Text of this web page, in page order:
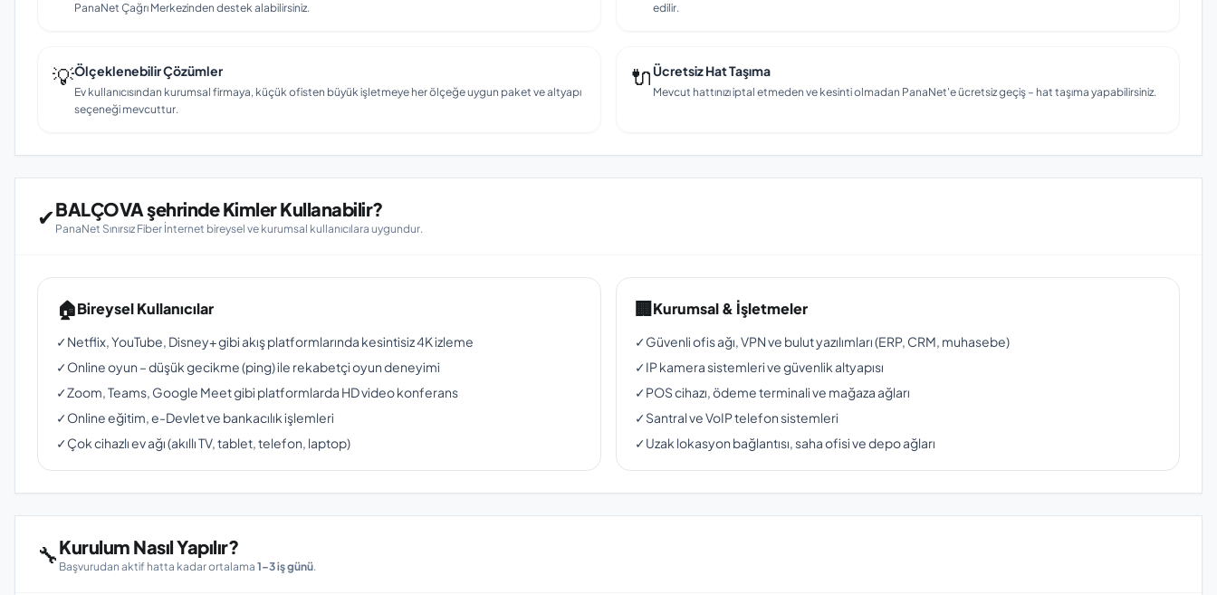
PanaNet Çağrı Merkezinden destek alabilirsiniz.
edilir.
💡Ölçeklenebilir Çözümler
Ev kullanıcısından kurumsal firmaya, küçük ofisten büyük işletmeye her ölçeğe uygun paket ve altyapı
seçeneği mevcuttur.
🔌Ücretsiz Hat Taşıma
Mevcut hattınızı iptal etmeden ve kesinti olmadan PanaNet'e ücretsiz geçiş – hat taşıma yapabilirsiniz.
✔BALÇOVA şehrinde Kimler Kullanabilir?
PanaNet Sınırsız Fiber İnternet bireysel ve kurumsal kullanıcılara uygundur.
🏠Bireysel Kullanıcılar
✓Netflix, YouTube, Disney+ gibi akış platformlarında kesintisiz 4K izleme
✓Online oyun – düşük gecikme (ping) ile rekabetçi oyun deneyimi
✓Zoom, Teams, Google Meet gibi platformlarda HD video konferans
✓Online eğitim, e-Devlet ve bankacılık işlemleri
✓Çok cihazlı ev ağı (akıllı TV, tablet, telefon, laptop)
🏢Kurumsal & İşletmeler
✓Güvenli ofis ağı, VPN ve bulut yazılımları (ERP, CRM, muhasebe)
✓IP kamera sistemleri ve güvenlik altyapısı
✓POS cihazı, ödeme terminali ve mağaza ağları
✓Santral ve VoIP telefon sistemleri
✓Uzak lokasyon bağlantısı, saha ofisi ve depo ağları
🔧Kurulum Nasıl Yapılır?
Başvurudan aktif hatta kadar ortalama 1–3 iş günü.